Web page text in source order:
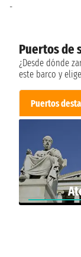
Puertos de
¿Desde dónde
este barco y
Puertos
-